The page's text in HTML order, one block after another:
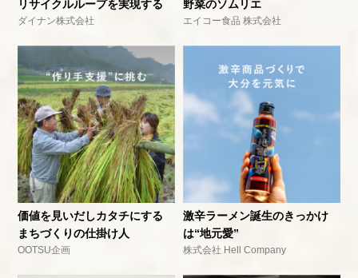
リサイクルループを実現する
ダイナン株式会社
野菜のソムリエ
エイコー食品 株式会社
価値を見いだしカタチにする
まちづくりの仕掛け人
OOTSU企画
激辛ラーメン誕生のきっかけ
は“地元愛”
株式会社 Hell Company